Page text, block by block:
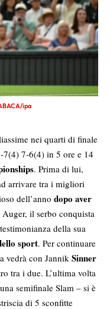
ipa
nei quarti di finale
7-6(4) in 5 ore e 14
. Prima di lui,
arrivare tra i migliori
dell’anno dopo aver
il serbo conquista
della sua
sport. Per continuare
vedrà con Jannik Sinner
tra i due. L’ultima volta
semifinale Slam – si è
di 5 sconfitte